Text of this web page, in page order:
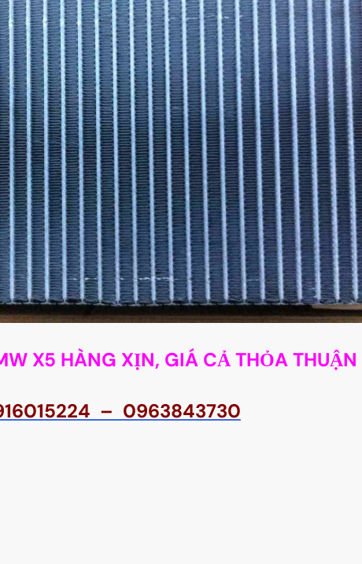
X5 HÀNG XỊN, GIÁ CẢ THỎA THUẬN
– 0963843730